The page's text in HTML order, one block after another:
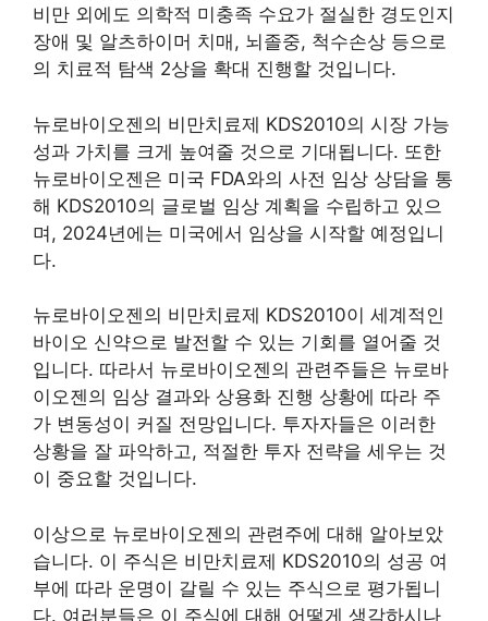
비만 외에도 의학적 미충족 수요가 절실한 경도인지
장애 및 알츠하이머 치매, 뇌졸중, 척수손상 등으로
의 치료적 탐색 2상을 확대 진행할 것입니다.
뉴로바이오젠의 비만치료제 KDS2010의 시장 가능
성과 가치를 크게 높여줄 것으로 기대됩니다. 또한
뉴로바이오젠은 미국 FDA와의 사전 임상 상담을 통
해 KDS2010의 글로벌 임상 계획을 수립하고 있으
며, 2024년에는 미국에서 임상을 시작할 예정입니
다.
뉴로바이오젠의 비만치료제 KDS2010이 세계적인
바이오 신약으로 발전할 수 있는 기회를 열어줄 것
입니다. 따라서 뉴로바이오젠의 관련주들은 뉴로바
이오젠의 임상 결과와 상용화 진행 상황에 따라 주
가 변동성이 커질 전망입니다. 투자자들은 이러한
상황을 잘 파악하고, 적절한 투자 전략을 세우는 것
이 중요할 것입니다.
이상으로 뉴로바이오젠의 관련주에 대해 알아보았
습니다. 이 주식은 비만치료제 KDS2010의 성공 여
부에 따라 운명이 갈릴 수 있는 주식으로 평가됩니
다. 여러분들은 이 주식에 대해 어떻게 생각하시나